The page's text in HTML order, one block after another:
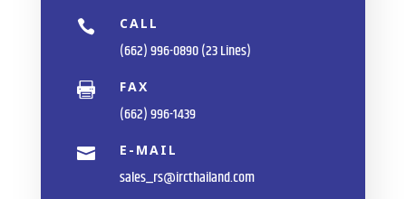
 CALL
(662) 996-0890 (23 Lines)
 FAX
(662) 996-1439
 E-MAIL
sales_rs@ircthailand.com